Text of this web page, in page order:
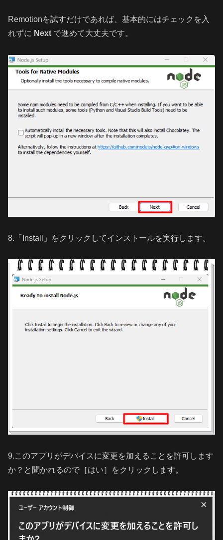
Remotionを試すだけであれば、基本的にはチェックを入
れずに Next で進めて大丈夫です。
8.「Install」をクリックしてインストールを実行します。
9.このアプリがデバイスに変更を加えることを許可します
か？と聞かれるので［はい］をクリックします。